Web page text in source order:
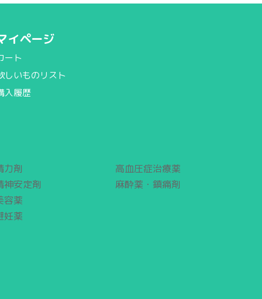
イページ
ート
しいものリスト
入履歴
力剤
神安定剤
容薬
妊薬
高血圧症治療薬
麻酔薬・鎮痛剤